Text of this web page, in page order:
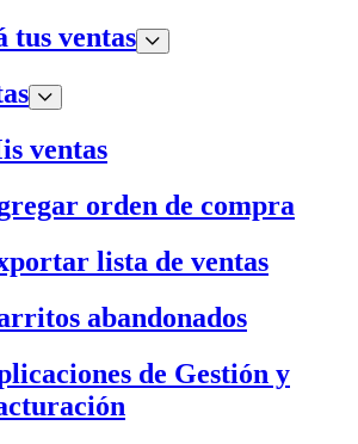
tus ventas
ventas
orden de compra
lista de ventas
abandonados
de Gestión y